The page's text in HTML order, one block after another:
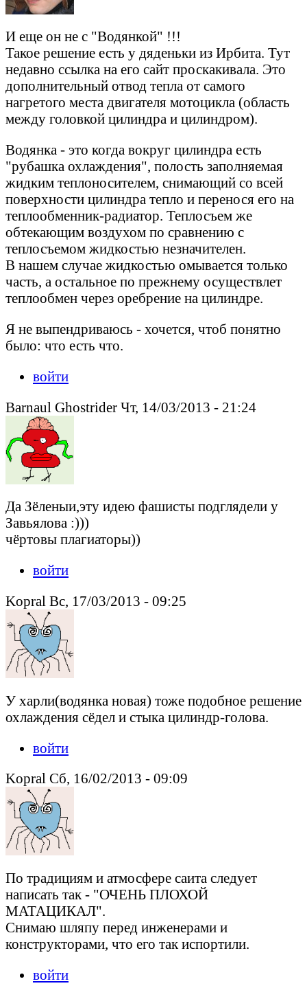
И еще он не с "Водянкой" !!!
Такое решение есть у дяденьки из Ирбита. Тут
недавно ссылка на его сайт проскакивала. Это
дополнительный отвод тепла от самого
нагретого места двигателя мотоцикла (область
между головкой цилиндра и цилиндром).
Водянка - это когда вокруг цилиндра есть
"рубашка охлаждения", полость заполняемая
жидким теплоносителем, снимающий со всей
поверхности цилиндра тепло и перенося его на
теплообменник-радиатор. Теплосъем же
обтекающим воздухом по сравнению с
теплосъемом жидкостью незначителен.
В нашем случае жидкостью омывается только
часть, а остальное по прежнему осуществлет
теплообмен через оребрение на цилиндре.
Я не выпендриваюсь - хочется, чтоб понятно
было: что есть что.
войти
Barnaul Ghostrider Чт, 14/03/2013 - 21:24
Да Зёленыи,эту идею фашисты подглядели у
Завьялова :)))
чёртовы плагиаторы))
войти
Kopral Вс, 17/03/2013 - 09:25
У харли(водянка новая) тоже подобное решение
охлаждения сёдел и стыка цилиндр-голова.
войти
Kopral Сб, 16/02/2013 - 09:09
По традициям и атмосфере саита следует
написать так - "ОЧЕНЬ ПЛОХОЙ
МАТАЦИКАЛ".
Снимаю шляпу перед инженерами и
конструкторами, что его так испортили.
войти